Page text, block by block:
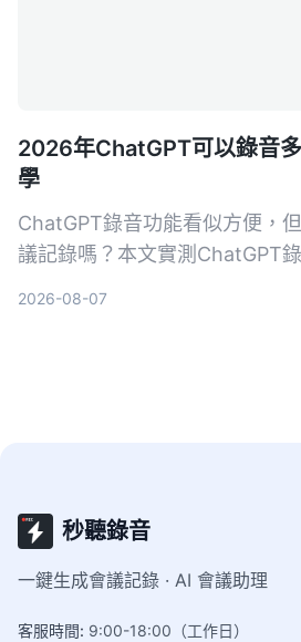
2026年ChatGPT可以錄音
學
ChatGPT錄音功能看似方便，
議記錄嗎？本文實測ChatGPT
2026-08-07
秒聽錄音
一鍵生成會議記錄 · AI 會議助理
客服時間: 9:00-18:00（工作日）